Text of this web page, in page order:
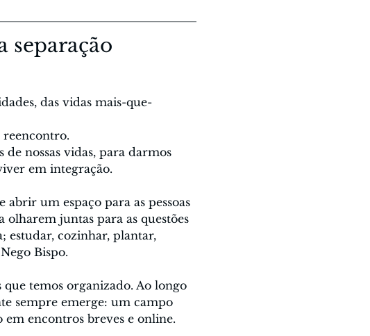
separação
das vidas mais-que-
reencontro.
nossas vidas, para darmos
em integração.
um espaço para as pessoas
olharem juntas para as questões
estudar, cozinhar, plantar,
Bispo.
que temos organizado. Ao longo
sempre emerge: um campo
encontros breves e online.